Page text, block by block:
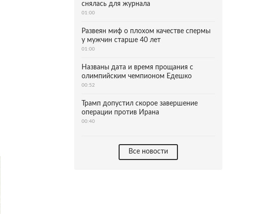
снялась для журнала
01:00
Развеян миф о плохом качестве спермы
у мужчин старше 40 лет
01:00
Названы дата и время прощания с
олимпийским чемпионом Едешко
00:52
Трамп допустил скорое завершение
операции против Ирана
00:40
Все новости